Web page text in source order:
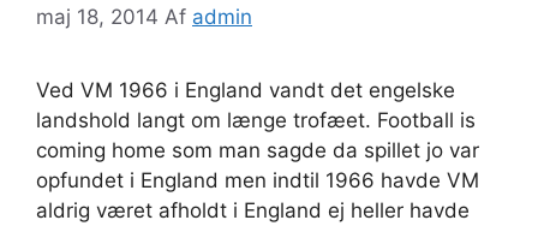
maj 18, 2014 Af admin
Ved VM 1966 i England vandt det engelske
landshold langt om længe trofæet. Football is
coming home som man sagde da spillet jo var
opfundet i England men indtil 1966 havde VM
aldrig været afholdt i England ej heller havde